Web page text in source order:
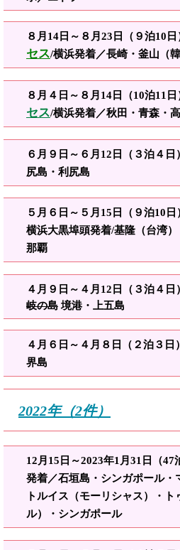
８月14日～８月23日（９泊10日
セス/横浜発着／長崎・釜山（
８月４日～８月14日 （10泊11
セス/横浜発着／秋田・青森・
６月９日～６月12日（３泊４日
尻島・利尻島
５月６日～５月15日（９泊10日
横浜大黒埠頭発着/基隆（台湾）
那覇
４ 月９日～４月12日 （３泊４日
岐の島境港・上五島
４月６日～４月８日（２泊３日
界島
2022年（2件）
12月15日～2023年1月31日（47
発着／石垣島・シンガポール
トルイス（モーリシャス）・
ル）・シンガポール